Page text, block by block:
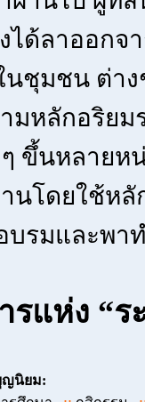
ได้ลาออกจ
นชุมชน ต่า
มหลักอริยม
ขึ้นหลายห
นโดยใช้ห
บรมและพา
รแห่ง “
ญนิยม: